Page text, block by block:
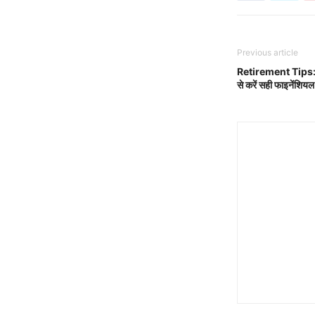
Previous article
Retirement Tips:
से करें सही फाइनेंशियल